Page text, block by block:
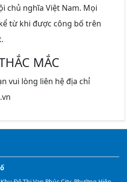
chủ nghĩa Việt Nam. Mọi
từ khi được công bố trên
MẮC
vui lòng liên hệ địa chỉ